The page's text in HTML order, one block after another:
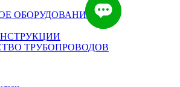
ОБОРУДОВАНИЕ
ТРУБОПРОВОДОВ